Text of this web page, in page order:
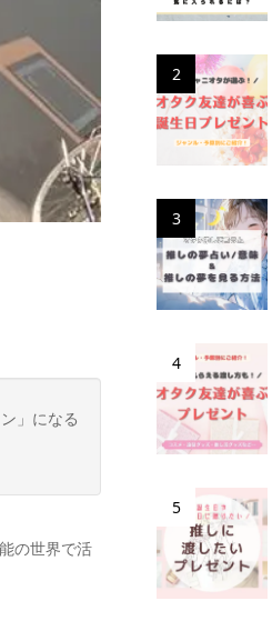
」になる
の世界で活
2
3
4
5